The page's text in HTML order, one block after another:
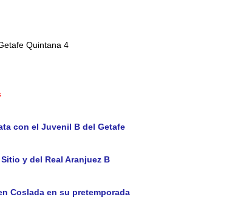
Quintana 4
con el Juvenil B del Getafe
y del Real Aranjuez B
Coslada en su pretemporada